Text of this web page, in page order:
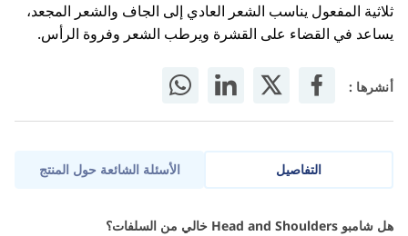
ثلاثية المفعول يناسب الشعر العادي إلى الجاف والشعر المجعد،
يساعد في القضاء على القشرة ويرطب الشعر وفروة الرأس.
أنشرها :
التفاصيل
هيد أند شولدرز هو شامبو مضاد للقشرة مصمم لفروة الرأس والشعر.
الأسئلة الشائعة حول المنتج
هل شامبو Head and Shoulders خالي من السلفات؟